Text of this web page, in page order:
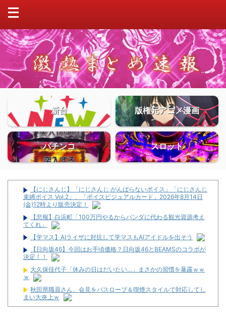
新台 版権元アニメ漫画
パチンコ スロット
【にじさんじ】「にじさんじ がんばらないボイス」「にじさんじ
束縛ボイス Vol.2」、「ボイスビジュアルカード」2026年8月14日
(金)12時より販売決定！
【悲報】白浜町「100万円やるからパンダに代わる観光資源考え
てくれ」
【学マス】AIライザに対抗して学マスもAIアイドルを出そう
【日向坂46】今回はお手頃価格？日向坂46とBEAMSのコラボが
決定！！
大久保佳代子「休みの日はだいたい…」まさかの習慣を暴露ｗｗ
ｗ
秋田県職員さん、会見をバスローブ＆喫煙スタイルで対応してし
まい大炎上ｗ
【怒報】国税庁「あのさぁ！君らがちゃんと納税してくれないと